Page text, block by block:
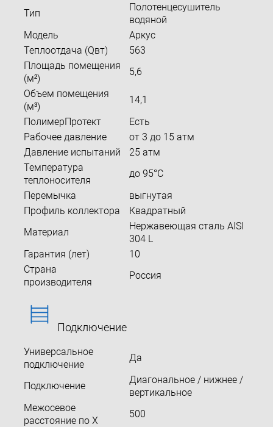
Тип
Полотенцесушитель
водяной
Модель
Аркус
Теплоотдача (Qвт)
563
Площадь помещения
(м²)
5,6
Объем помещения
(м³)
14,1
ПолимерПротект
Есть
Рабочее давление
от 3 до 15 атм
Давление испытаний
25 атм
Температура
теплоносителя
до 95°С
Перемычка
выгнутая
Профиль коллектора
Квадратный
Материал
Нержавеющая сталь AISI
304 L
Гарантия (лет)
10
Страна
производителя
Россия
Подключение
Универсальное
подключение
Да
Подключение
Диагональное / нижнее /
вертикальное
Межосевое
расстояние по X
500